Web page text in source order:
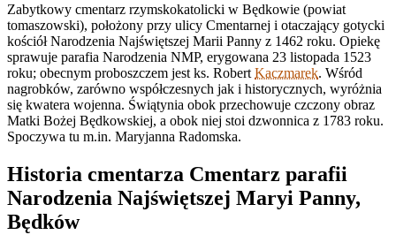
Zabytkowy cmentarz rzymskokatolicki w Będkowie (powiat
tomaszowski), położony przy ulicy Cmentarnej i otaczający gotycki
kościół Narodzenia Najświętszej Marii Panny z 1462 roku. Opiekę
sprawuje parafia Narodzenia NMP, erygowana 23 listopada 1523
roku; obecnym proboszczem jest ks. Robert Kaczmarek. Wśród
nagrobków, zarówno współczesnych jak i historycznych, wyróżnia
się kwatera wojenna. Świątynia obok przechowuje czczony obraz
Matki Bożej Będkowskiej, a obok niej stoi dzwonnica z 1783 roku.
Spoczywa tu m.in. Maryjanna Radomska.
Historia cmentarza Cmentarz parafii
Narodzenia Najświętszej Maryi Panny,
Będków